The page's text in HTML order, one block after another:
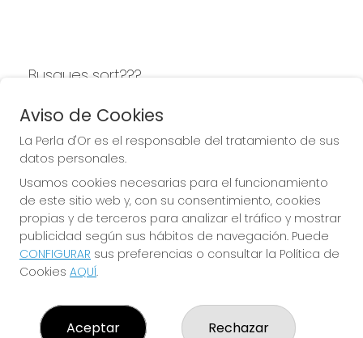
Busques sort???
LA PERLA D'OR
LA PERLA D'OR
¿Quiénes somos?
Comprar lotería
Resultados
Contacto
Empresas
Registro
Aviso de Cookies
La Perla d'Or es el responsable del tratamiento de sus
datos personales.
Usamos cookies necesarias para el funcionamiento
de este sitio web y, con su consentimiento, cookies
propias y de terceros para analizar el tráfico y mostrar
publicidad según sus hábitos de navegación. Puede
CONFIGURAR sus preferencias o consultar la Política de
Cookies AQUÍ.
Aceptar Rechazar